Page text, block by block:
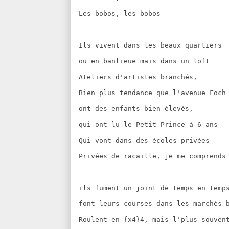
Les bobos, les bobos
Ils vivent dans les beaux quartiers
ou en banlieue mais dans un loft
Ateliers d'artistes branchés,
Bien plus tendance que l'avenue Foch
ont des enfants bien élevés,
qui ont lu le Petit Prince à 6 ans
Qui vont dans des écoles privées
Privées de racaille, je me comprends
ils fument un joint de temps en
font leurs courses dans les marchés
Roulent en {x4}4, mais l'plus